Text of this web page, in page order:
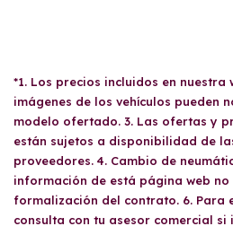
*1. Los precios incluidos en nuestra
imágenes de los vehículos pueden
modelo ofertado. 3. Las ofertas y
están sujetos a disponibilidad de
proveedores. 4. Cambio de
información de está página web no
formalización del contrato. 6. Para
consulta con tu asesor comercial si